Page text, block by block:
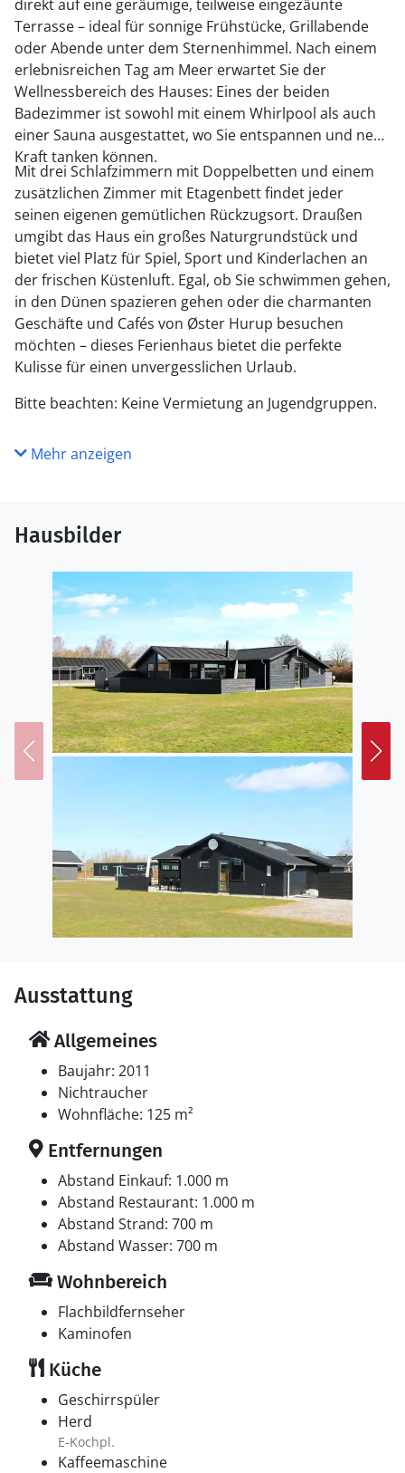
direkt auf eine geräumige, teilweise eingezäunte
Terrasse – ideal für sonnige Frühstücke, Grillabende
oder Abende unter dem Sternenhimmel. Nach einem
erlebnisreichen Tag am Meer erwartet Sie der
Wellnessbereich des Hauses: Eines der beiden
Badezimmer ist sowohl mit einem Whirlpool als auch
einer Sauna ausgestattet, wo Sie entspannen und neue
Kraft tanken können.
Mit drei Schlafzimmern mit Doppelbetten und einem
zusätzlichen Zimmer mit Etagenbett findet jeder
seinen eigenen gemütlichen Rückzugsort. Draußen
umgibt das Haus ein großes Naturgrundstück und
bietet viel Platz für Spiel, Sport und Kinderlachen an
der frischen Küstenluft. Egal, ob Sie schwimmen gehen,
in den Dünen spazieren gehen oder die charmanten
Geschäfte und Cafés von Øster Hurup besuchen
möchten – dieses Ferienhaus bietet die perfekte
Kulisse für einen unvergesslichen Urlaub.
Bitte beachten: Keine Vermietung an Jugendgruppen.
Mehr anzeigen
Hausbilder
Ausstattung
Allgemeines
Baujahr: 2011
Nichtraucher
Wohnfläche: 125 m²
Entfernungen
Abstand Einkauf: 1.000 m
Abstand Restaurant: 1.000 m
Abstand Strand: 700 m
Abstand Wasser: 700 m
Wohnbereich
Flachbildfernseher
Kaminofen
Küche
Geschirrspüler
Herd
E-Kochpl.
Kaffeemaschine